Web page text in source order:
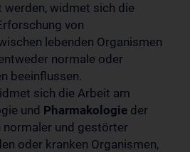
widmet sich die
von
lebenden Organismen
normale oder
beeinflussen.
sich die Arbeit am
und Pharmakologie der
normaler und gestörter
oder kranken Organismen,